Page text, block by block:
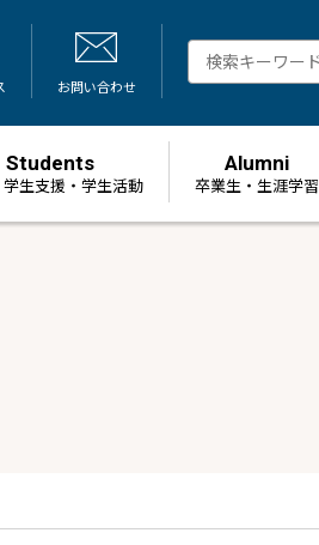
お問い合わせ
Students
生支援・学生活動
Alumni
卒業生・生涯学習